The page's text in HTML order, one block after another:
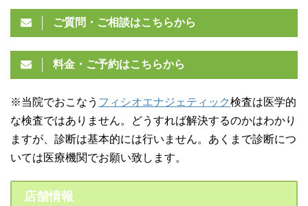
ご質問・ご相談はこちらから
料金・ご予約はこちらから
※当院でおこなう フィシオエナジェティック検査は医学的
な検査ではありません。どうすれば解決するのかはわかり
ますが、診断は基本的には行いません。あくまで診断につ
いては医療機関でお願い致します。
店舗情報